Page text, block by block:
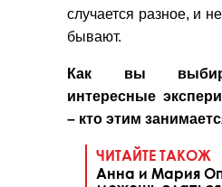
случается разное, и
бывают.
Как вы
интересные
– кто этим
ЧИТАЙТЕ ТАКОЖ
Анна и Мария